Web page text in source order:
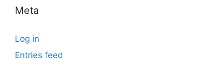
Meta
Log in
Entries feed